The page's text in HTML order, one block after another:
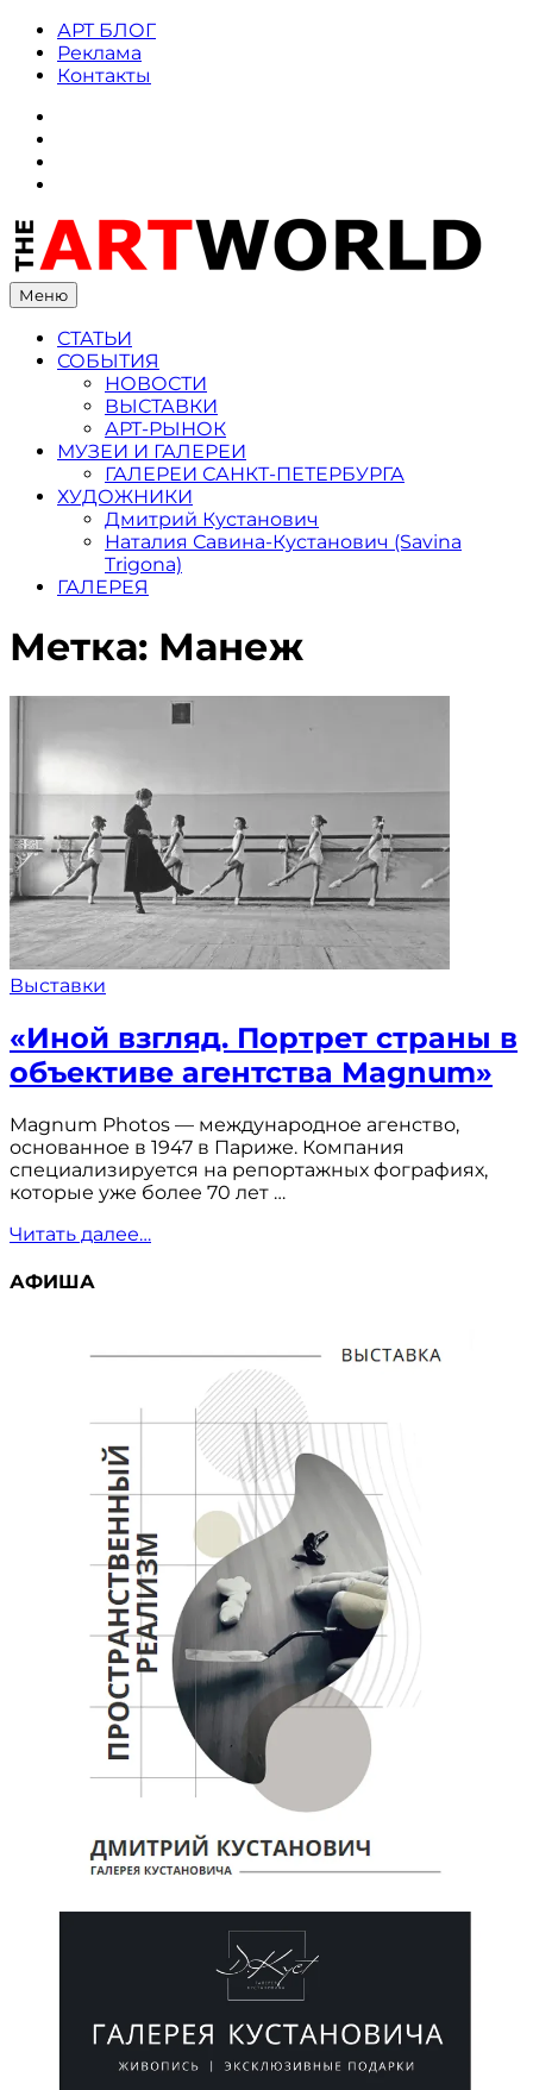
Skip
content
АРТ БЛОГ
Реклама
Контакты
Меню
СТАТЬИ
СОБЫТИЯ
НОВОСТИ
ВЫСТАВКИ
АРТ-РЫНОК
МУЗЕИ И ГАЛЕРЕИ
ГАЛЕРЕИ САНКТ-ПЕТЕРБУРГА
ХУДОЖНИКИ
Дмитрий Кустанович
Наталия Савина-Кустанович (Savina
Trigona)
ГАЛЕРЕЯ
Метка: Манеж
Выставки
«Иной взгляд. Портрет страны в
объективе агентства Magnum»
Magnum Photos — международное агенство,
основанное в 1947 в Париже. Компания
специализируется на репортажных фографиях,
которые уже более 70 лет …
Читать далее…
агентства
Magnum»»
АФИША